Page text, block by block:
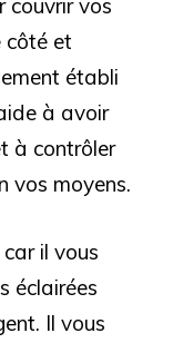
couvrir vos
côté et
établi
à avoir
à contrôler
vos moyens.
il vous
éclairées
Il vous